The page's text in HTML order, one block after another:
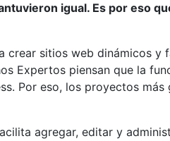
igual. Es por eso
sitios web dinámicos y
Expertos piensan que la
Por eso, los proyectos más
agregar, editar y